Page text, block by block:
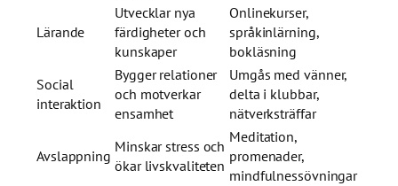
Lärande
Utvecklar nya
färdigheter och
kunskaper
Onlinekurser,
språkinlärning,
bokläsning
Social
interaktion
Bygger relationer
och motverkar
ensamhet
Umgås med vänner,
delta i klubbar,
nätverksträffar
Avslappning
Minskar stress och
ökar livskvaliteten
Meditation,
promenader,
mindfulnessövningar